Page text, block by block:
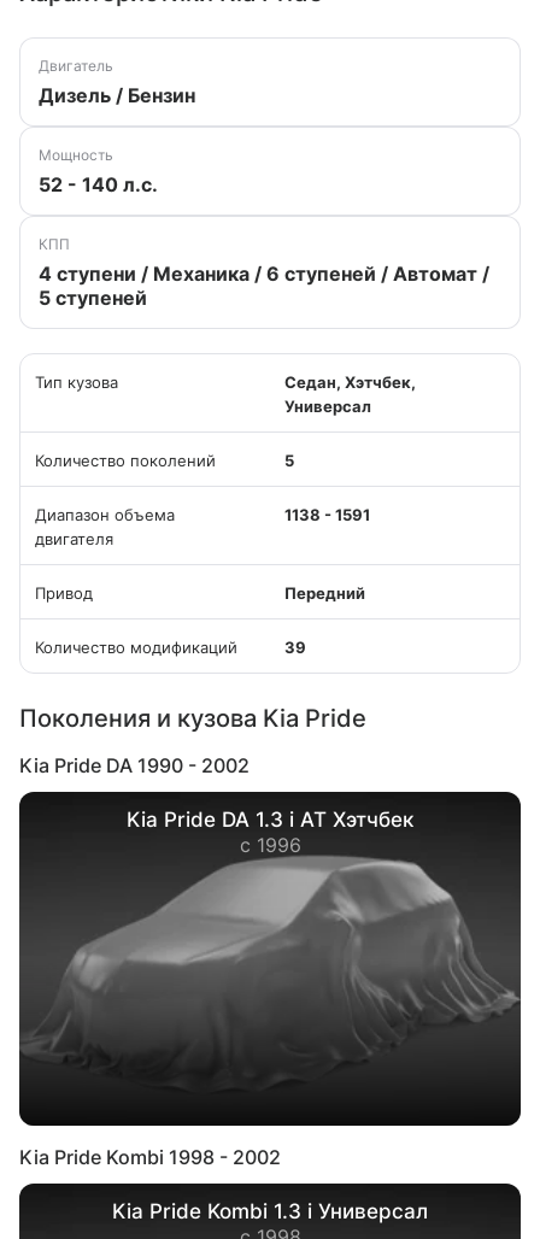
Двигатель
Дизель / Бензин
Мощность
52 - 140 л.с.
КПП
4 ступени / Механика / 6 ступеней / Автомат /
5 ступеней
Тип кузова
Седан, Хэтчбек,
Универсал
Количество поколений 5
Диапазон объема
двигателя
1138 - 1591
Привод Передний
Количество модификаций 39
Поколения и кузова Kia Pride
Kia Pride DA 1990 - 2002
Kia Pride DA 1.3 i AT Хэтчбек
с 1996
Kia Pride Kombi 1998 - 2002
Kia Pride Kombi 1.3 i Универсал